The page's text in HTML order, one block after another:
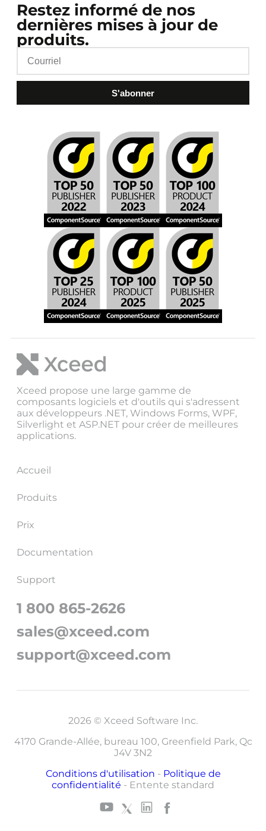
Restez informé de nos
dernières mises à jour de
produits.
S'abonner
Xceed propose une large gamme de
composants logiciels et d'outils qui s'adressent
aux développeurs .NET, Windows Forms, WPF,
Silverlight et ASP.NET pour créer de meilleures
applications.
Accueil
Produits
Prix
Documentation
Support
1 800 865-2626
sales@xceed.com
support@xceed.com
2026 © Xceed Software Inc.
4170 Grande-Allée, bureau 100, Greenfield Park, Qc
J4V 3N2
Conditions d'utilisation - Politique de
confidentialité - Entente standard